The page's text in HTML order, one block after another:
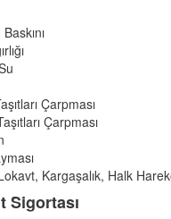
Çarpması
Çarpması
Kargaşalık, Halk
Sigortası